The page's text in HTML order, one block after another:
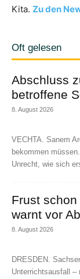
Kita. Zu den
Oft gelesen
Abschluss
betroffene
8. August 2026
VECHTA. Sanem
bekommen
Unrecht, wie sich
Frust
warnt vor
8. August 2026
DRESDEN.
Unterrichtsausfall –